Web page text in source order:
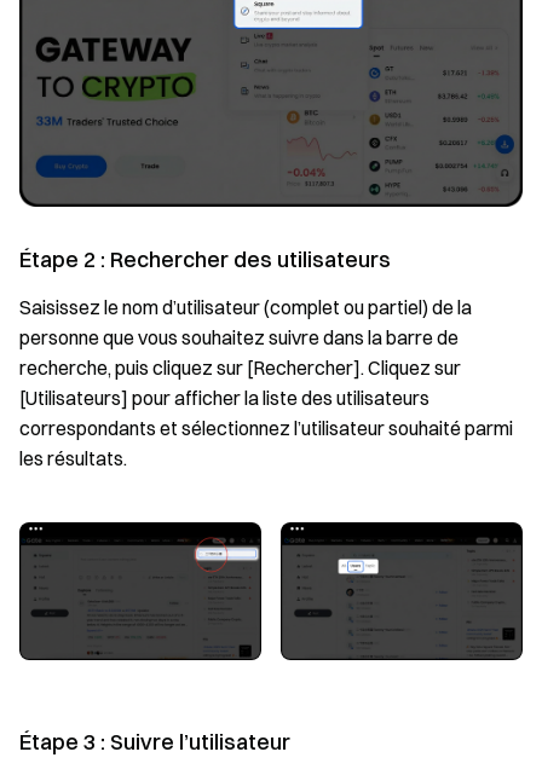
Étape 2 : Rechercher des utilisateurs
Saisissez le nom d’utilisateur (complet ou partiel) de la
personne que vous souhaitez suivre dans la barre de
recherche, puis cliquez sur [Rechercher]. Cliquez sur
[Utilisateurs] pour afficher la liste des utilisateurs
correspondants et sélectionnez l’utilisateur souhaité parmi
les résultats.
Étape 3 : Suivre l’utilisateur